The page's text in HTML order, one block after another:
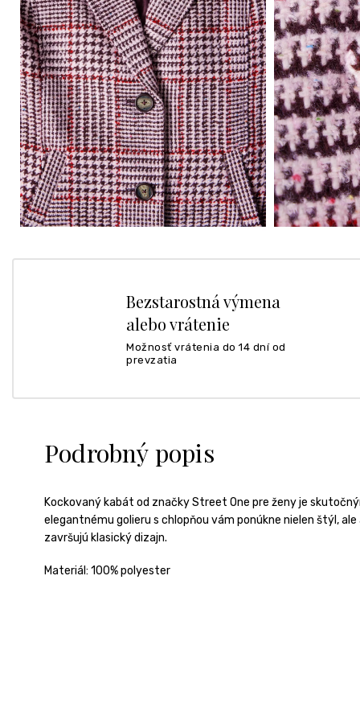
Bezstarostná výmena
alebo vrátenie
Možnosť vrátenia do 14 dní od
prevzatia
Podrobný popis
Kockovaný kabát od značky Street One pre ženy je
elegantnému golieru s chlopňou vám ponúkne nielen štýl,
završujú klasický dizajn.
Materiál: 100% polyester